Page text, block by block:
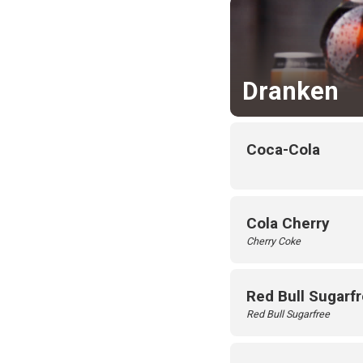
Dranken
Coca-Cola
Cola Cherry
Cherry Coke
Red Bull
Red Bull Sugarfree